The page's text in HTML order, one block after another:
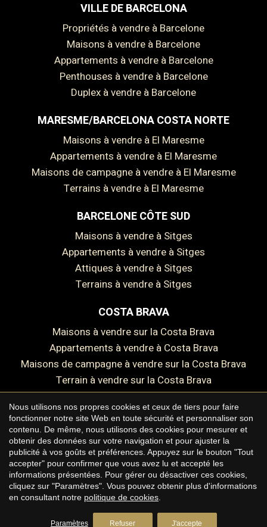
VILLE DE BARCELONA
Propriétés à vendre à Barcelone
Maisons à vendre à Barcelone
Appartements à vendre à Barcelone
Penthouses à vendre à Barcelone
Duplex à vendre à Barcelone
MARESME/BARCELONA COSTA NORTE
Maisons à vendre à El Maresme
Appartements à vendre à El Maresme
Maisons de campagne à vendre à El Maresme
Terrains à vendre à El Maresme
BARCELONE CÔTE SUD
Maisons à vendre à Sitges
Appartements à vendre à Sitges
Attiques à vendre à Sitges
Terrains à vendre à Sitges
COSTA BRAVA
Maisons à vendre sur la Costa Brava
Appartements à vendre à Costa Brava
Maisons de campagne à vendre sur la Costa Brava
Terrain à vendre sur la Costa Brava
Copyright © 2026 Premium Houses
Avis juridique
Politique de confidentialité
Politique de cookies
byiEstrategic
Nous utilisons nos propres cookies et ceux de tiers pour faire
fonctionner notre site Web en toute sécurité et personnaliser son
contenu. De même, nous utilisons des cookies pour mesurer et
obtenir des données sur votre navigation et pour ajuster la
publicité à vos goûts et préférences. Appuyez sur le bouton "Tout
accepter" pour confirmer que vous avez lu et accepté les
informations présentées. Pour gérer ou désactiver ces cookies,
cliquez sur "Paramètres". Vous pouvez obtenir plus d'informations
en consultant notre politique de cookies
Paramètres Refuser J'accepte
Enregistrer les paramètres Tout accepter